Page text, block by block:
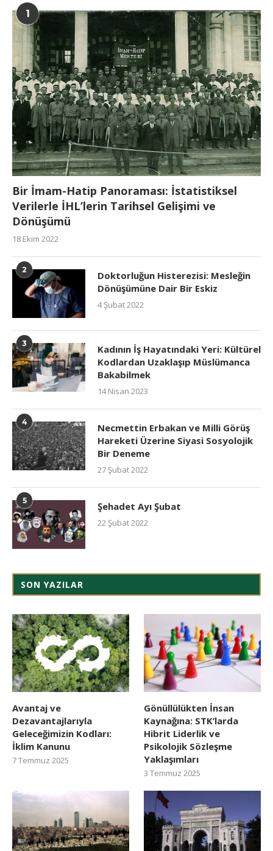
1
Bir İmam-Hatip Panoraması: İstatistiksel
Verilerle İHL’lerin Tarihsel Gelişimi ve
Dönüşümü
18 Ekim 2022
2
Doktorluğun Histerezisi: Mesleğin
Dönüşümüne Dair Bir Eskiz
4 Şubat 2022
3
Kadının İş Hayatındaki Yeri: Kültürel
Kodlardan Uzaklaşıp Müslümanca
Bakabilmek
14 Nisan 2023
4
Necmettin Erbakan ve Milli Görüş
Hareketi Üzerine Siyasi Sosyolojik
Bir Deneme
27 Şubat 2022
5 Şehadet Ayı Şubat
22 Şubat 2022
SON YAZILAR
Avantaj ve
Dezavantajlarıyla
Geleceğimizin Kodları:
İklim Kanunu
7 Temmuz 2025
Gönüllülükten İnsan
Kaynağına: STK’larda
Hibrit Liderlik ve
Psikolojik Sözleşme
Yaklaşımları
3 Temmuz 2025